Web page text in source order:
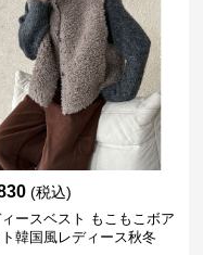
(税込)
ースベスト もこもこボア
韓国風レディース秋冬